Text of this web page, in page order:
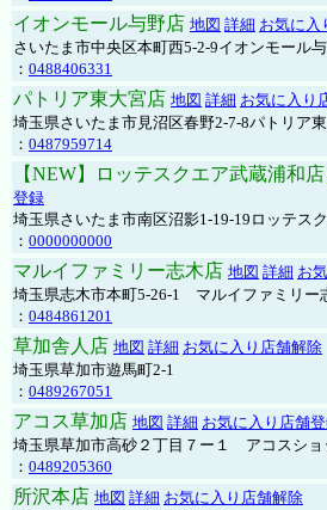
イオンモール与野店 地図 詳細 お気に入
さいたま市中央区本町西5-2-9イオンモール
： 0488406331
パトリア東大宮店 地図 詳細 お気に入り
埼玉県さいたま市見沼区春野2-7-8パトリア
： 0487959714
【NEW】ロッテスクエア武蔵浦和店
登録
埼玉県さいたま市南区沼影1-19-19ロッテス
： 0000000000
マルイファミリー志木店 地図 詳細 お
埼玉県志木市本町5-26-1 マルイファミリー
： 0484861201
草加舎人店 地図 詳細 お気に入り店舗解除
埼玉県草加市遊馬町2-1
： 0489267051
アコス草加店 地図 詳細 お気に入り店舗
埼玉県草加市高砂２丁目７ー１ アコスショ
： 0489205360
所沢本店 地図 詳細 お気に入り店舗解除